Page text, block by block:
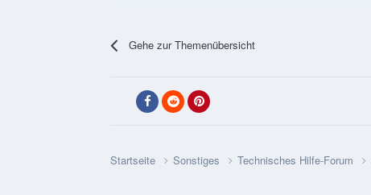
Gehe zur Themenübersicht
Startseite Sonstiges Technisches Hilfe-Forum